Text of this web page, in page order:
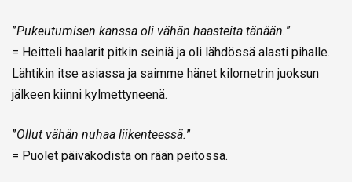
”Pukeutumisen kanssa oli vähän haasteita tänään.”
= Heitteli haalarit pitkin seiniä ja oli lähdössä alasti pihalle.
Lähtikin itse asiassa ja saimme hänet kilometrin juoksun
jälkeen kiinni kylmettyneenä.
”Ollut vähän nuhaa liikenteessä.”
= Puolet päiväkodista on rään peitossa.